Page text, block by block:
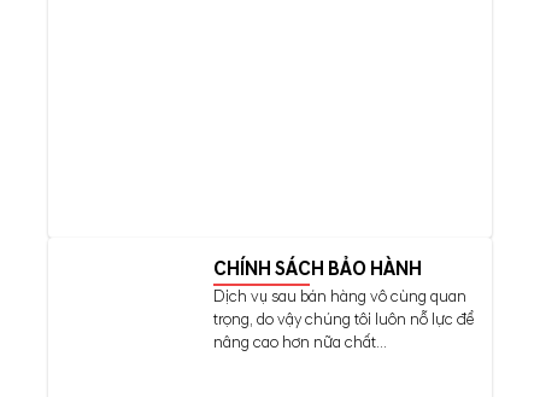
CHÍNH SÁCH BẢO HÀNH
Dịch vụ sau bán hàng vô cùng quan
trọng, do vậy chúng tôi luôn nỗ lực để
nâng cao hơn nữa chất...